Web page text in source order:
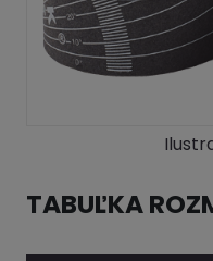
TABUĽKA